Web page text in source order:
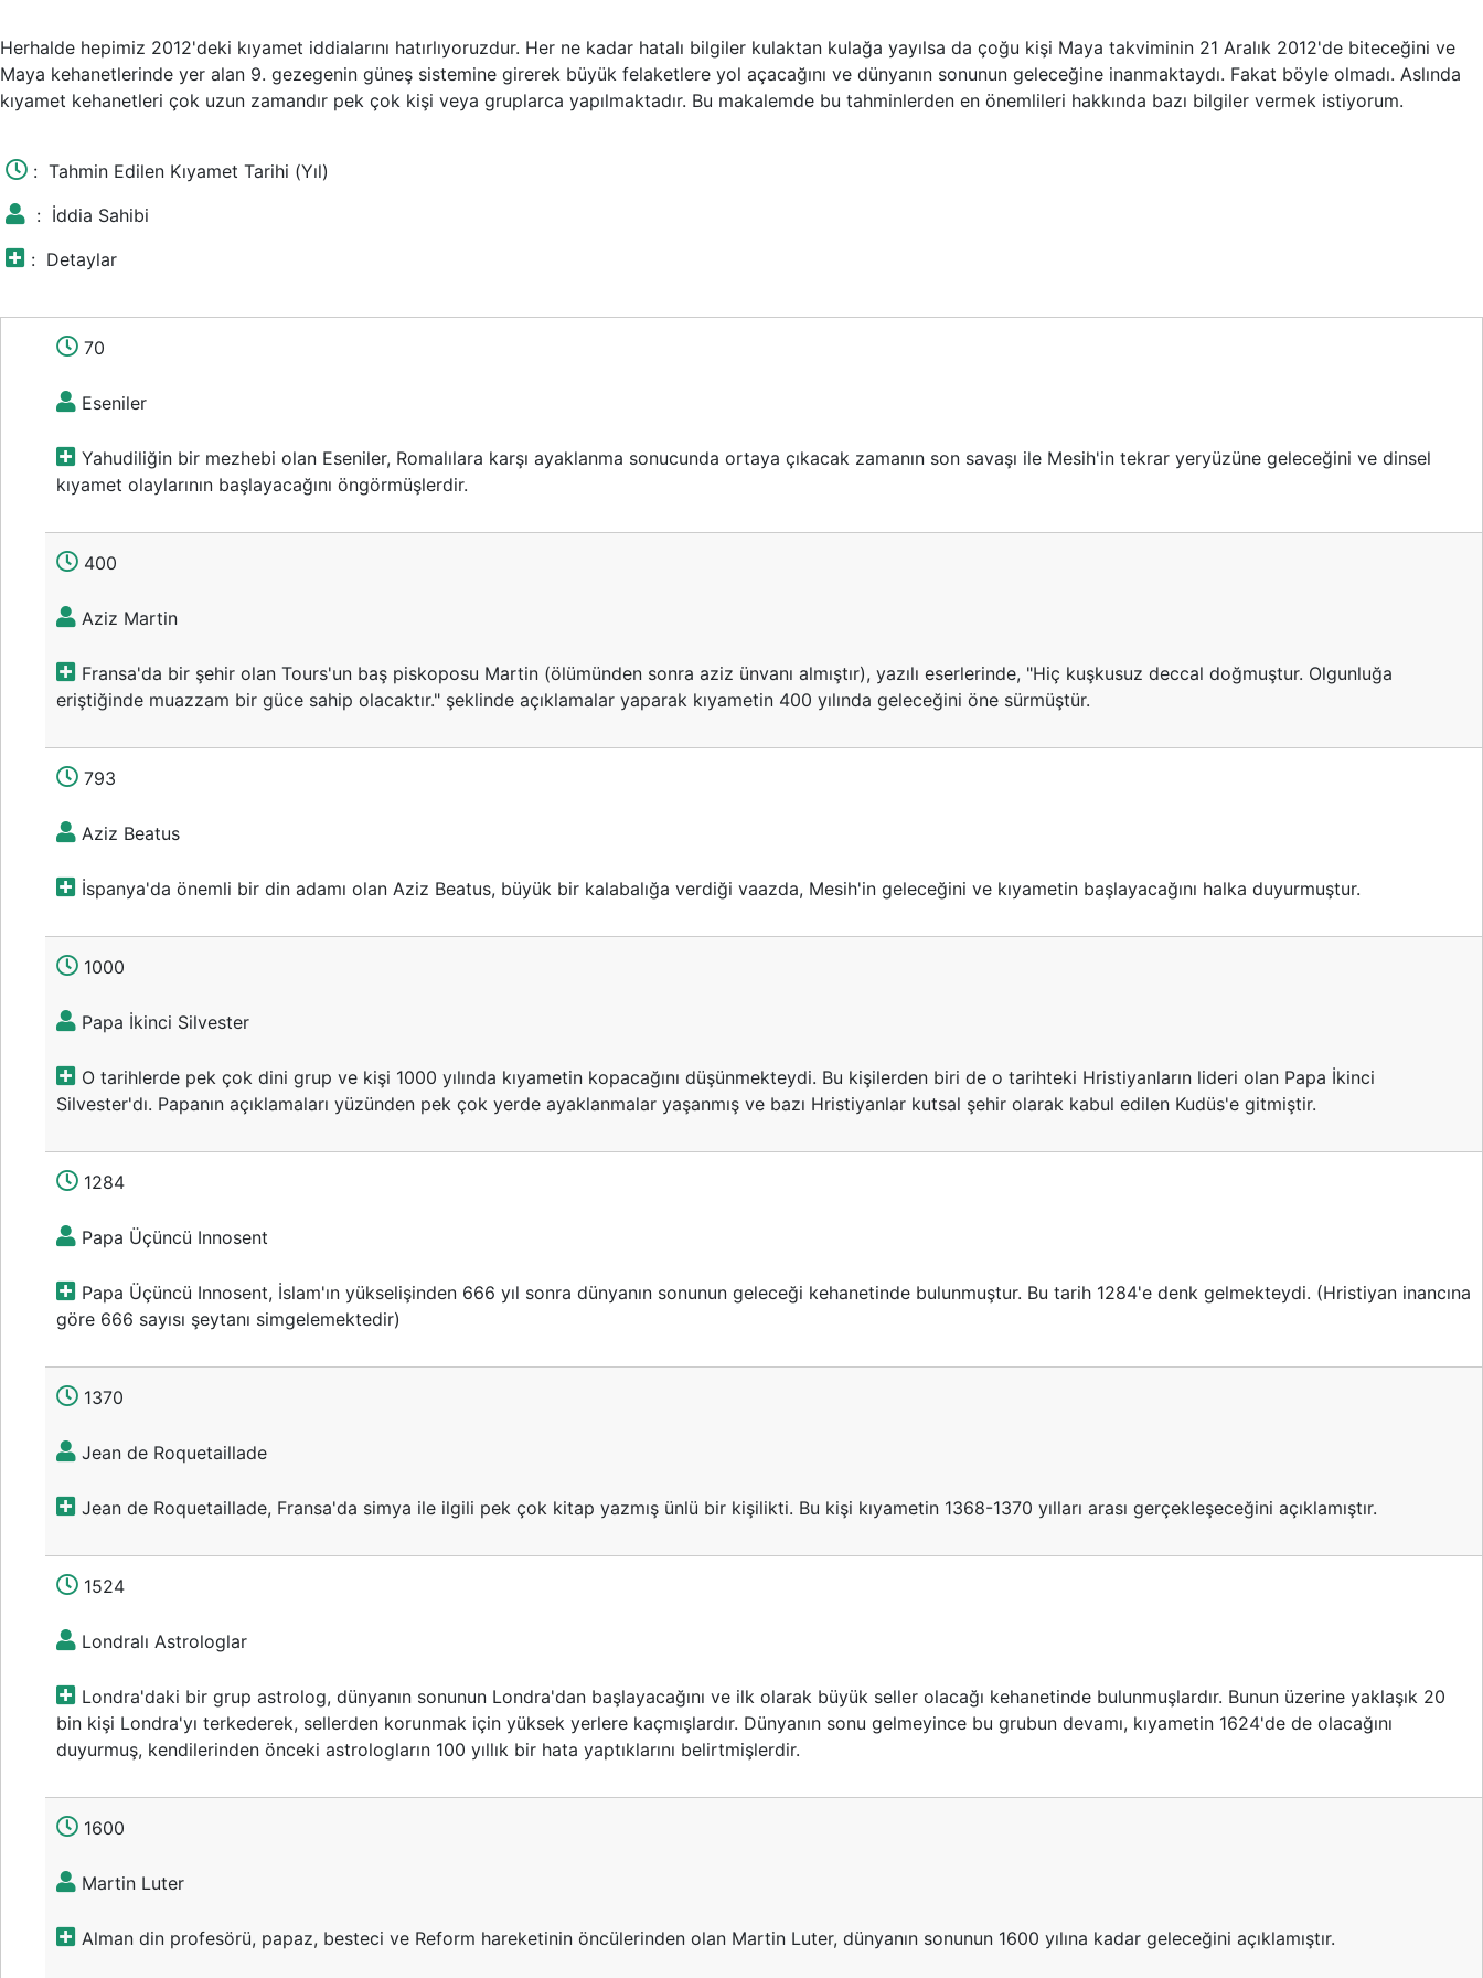
Herhalde hepimiz 2012'deki kıyamet iddialarını hatırlıyoruzdur. Her ne kadar hatalı bilgiler kulaktan kulağa yayılsa da çoğu kişi Maya takviminin 21 Aralık 2012'de biteceğini ve
Maya kehanetlerinde yer alan 9. gezegenin güneş sistemine girerek büyük felaketlere yol açacağını ve dünyanın sonunun geleceğine inanmaktaydı. Fakat böyle olmadı. Aslında
kıyamet kehanetleri çok uzun zamandır pek çok kişi veya gruplarca yapılmaktadır. Bu makalemde bu tahminlerden en önemlileri hakkında bazı bilgiler vermek istiyorum.
: Tahmin Edilen Kıyamet Tarihi (Yıl)
: İddia Sahibi
: Detaylar
70
Eseniler
Yahudiliğin bir mezhebi olan Eseniler, Romalılara karşı ayaklanma sonucunda ortaya çıkacak zamanın son savaşı ile Mesih'in tekrar yeryüzüne geleceğini ve dinsel
kıyamet olaylarının başlayacağını öngörmüşlerdir.
400
Aziz Martin
Fransa'da bir şehir olan Tours'un baş piskoposu Martin (ölümünden sonra aziz ünvanı almıştır), yazılı eserlerinde, "Hiç kuşkusuz deccal doğmuştur. Olgunluğa
eriştiğinde muazzam bir güce sahip olacaktır." şeklinde açıklamalar yaparak kıyametin 400 yılında geleceğini öne sürmüştür.
793
Aziz Beatus
İspanya'da önemli bir din adamı olan Aziz Beatus, büyük bir kalabalığa verdiği vaazda, Mesih'in geleceğini ve kıyametin başlayacağını halka duyurmuştur.
1000
Papa İkinci Silvester
O tarihlerde pek çok dini grup ve kişi 1000 yılında kıyametin kopacağını düşünmekteydi. Bu kişilerden biri de o tarihteki Hristiyanların lideri olan Papa İkinci
Silvester'dı. Papanın açıklamaları yüzünden pek çok yerde ayaklanmalar yaşanmış ve bazı Hristiyanlar kutsal şehir olarak kabul edilen Kudüs'e gitmiştir.
1284
Papa Üçüncü Innosent
Papa Üçüncü Innosent, İslam'ın yükselişinden 666 yıl sonra dünyanın sonunun geleceği kehanetinde bulunmuştur. Bu tarih 1284'e denk gelmekteydi. (Hristiyan inancına
göre 666 sayısı şeytanı simgelemektedir)
1370
Jean de Roquetaillade
Jean de Roquetaillade, Fransa'da simya ile ilgili pek çok kitap yazmış ünlü bir kişilikti. Bu kişi kıyametin 1368-1370 yılları arası gerçekleşeceğini açıklamıştır.
1524
Londralı Astrologlar
Londra'daki bir grup astrolog, dünyanın sonunun Londra'dan başlayacağını ve ilk olarak büyük seller olacağı kehanetinde bulunmuşlardır. Bunun üzerine yaklaşık 20
bin kişi Londra'yı terkederek, sellerden korunmak için yüksek yerlere kaçmışlardır. Dünyanın sonu gelmeyince bu grubun devamı, kıyametin 1624'de de olacağını
duyurmuş, kendilerinden önceki astrologların 100 yıllık bir hata yaptıklarını belirtmişlerdir.
1600
Martin Luter
Alman din profesörü, papaz, besteci ve Reform hareketinin öncülerinden olan Martin Luter, dünyanın sonunun 1600 yılına kadar geleceğini açıklamıştır.